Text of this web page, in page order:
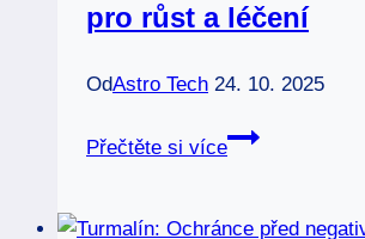
pro růst a léčení
OdAstro Tech 24. 10. 2025
Přečtěte si více
Zelený
Kámen